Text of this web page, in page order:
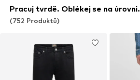
Pracuj tvrdě. Oblékej se na úrovni.
(752 Produktů)